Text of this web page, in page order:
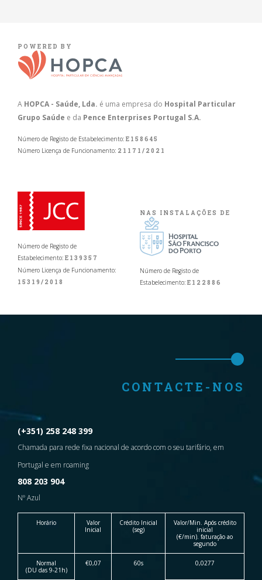
Número de Registo de
Estabelecimento: E139357
Número Licença de Funcionamento:
15319/2018
POWERED BY
A HOPCA - Saúde, Lda. é uma empresa do Hospital Particular
Grupo Saúde e da Pence Enterprises Portugal S.A.
Número de Registo de Estabelecimento: E158645
Número Licença de Funcionamento: 21171/2021
NAS INSTALAÇÕES DE
Número de Registo de
Estabelecimento: E122886
CONTACTE-NOS
(+351) 258 248 399
Chamada para rede fixa nacional de acordo com o seu tarifário, em
Portugal e em roaming
808 203 904
Nº Azul
Horário
Valor
Inicial
Crédito Inicial
(seg)
Valor/Min. Após crédito
inicial
(€/min). faturação ao
segundo
Normal
(DU das 9-21h)
€0,07 60s 0,0277